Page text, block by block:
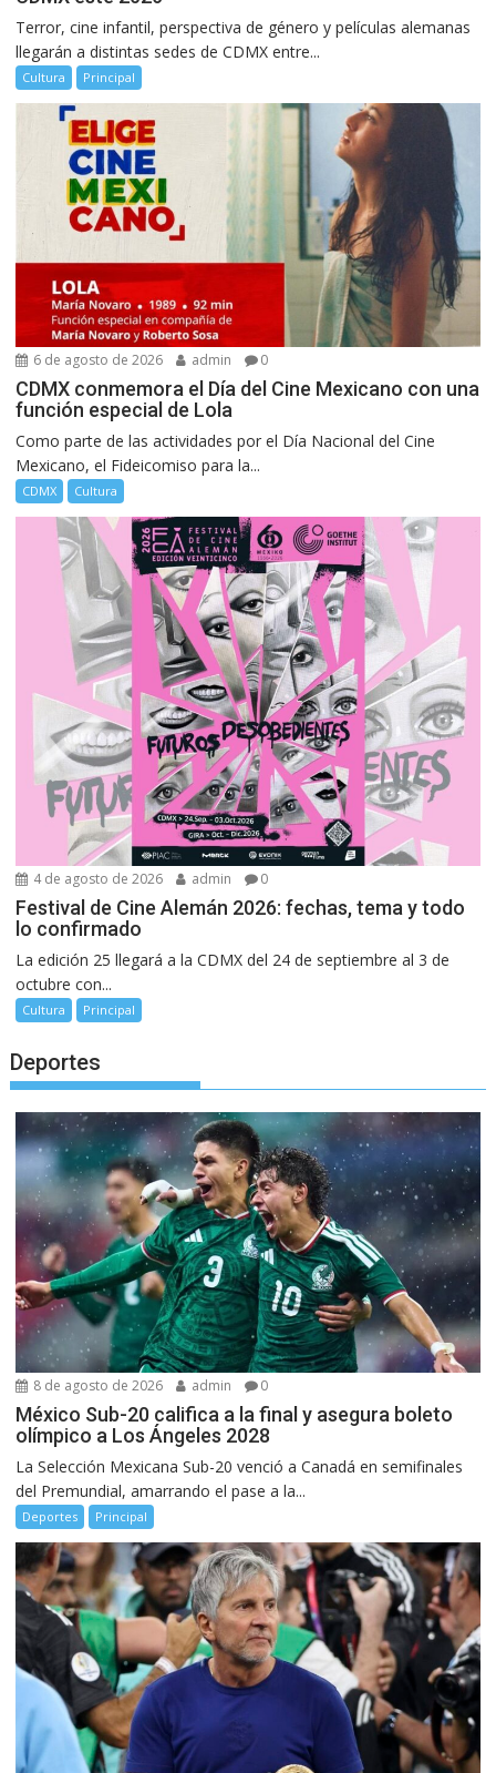
Terror, cine infantil, perspectiva de género y películas alemanas
llegarán a distintas sedes de CDMX entre...
Cultura Principal
6 de agosto de 2026 admin 0
CDMX conmemora el Día del Cine Mexicano con una
función especial de Lola
Como parte de las actividades por el Día Nacional del Cine
Mexicano, el Fideicomiso para la...
CDMX Cultura
4 de agosto de 2026 admin 0
Festival de Cine Alemán 2026: fechas, tema y todo
lo confirmado
La edición 25 llegará a la CDMX del 24 de septiembre al 3 de
octubre con...
Cultura Principal
Deportes
8 de agosto de 2026 admin 0
México Sub-20 califica a la final y asegura boleto
olímpico a Los Ángeles 2028
La Selección Mexicana Sub-20 venció a Canadá en semifinales
del Premundial, amarrando el pase a la...
Deportes Principal